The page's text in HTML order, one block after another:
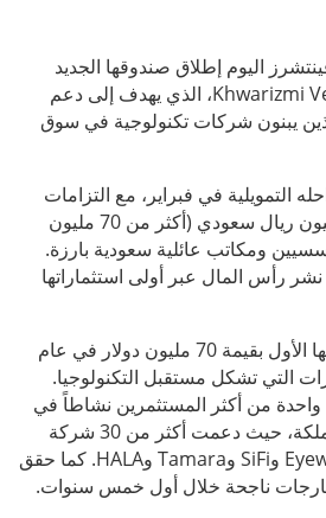
اليوم إطلاق صندوقها الجديد
Khwarizmi Venture Capital Fund II، الذي يهدف إلى دعم
يبنون شركات تكنولوجية في سوق
التمويلية في فبراير، مع التزامات
استثمارية تتجاوز 270 مليون ريال سعودي (أكثر من 70 مليون
ومكاتب عائلية سعودية بارزة.
رأس المال عبر أولى استثماراتها
أطلقت خوارزمي صندوقها الأول بقيمة 70 مليون دولار في عام
التي تشكل مستقبل التكنولوجيا.
من أكثر المستثمرين نشاطاً في
المراحل المبكرة في المملكة، حيث دعمت أكثر من 30 شركة
ناشئة، من بينها Calo وEyewa وSiFi وTamara وHALA. كما حقق
ناجحة خلال أول خمس سنوات.